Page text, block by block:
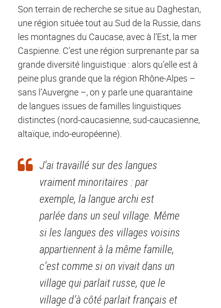
Son terrain de recherche se situe au Daghestan,
une région située tout au Sud de la Russie, dans
les montagnes du Caucase, avec à l’Est, la mer
Caspienne. C’est une région surprenante par sa
grande diversité linguistique : alors qu’elle est à
peine plus grande que la région Rhône-Alpes –
sans l’Auvergne –, on y parle une quarantaine
de langues issues de familles linguistiques
distinctes (nord-caucasienne, sud-caucasienne,
altaïque, indo-européenne).
J’ai travaillé sur des langues
vraiment minoritaires : par
exemple, la langue archi est
parlée dans un seul village. Même
si les langues des villages voisins
appartiennent à la même famille,
c’est comme si on vivait dans un
village qui parlait russe, que le
village d’à côté parlait français et